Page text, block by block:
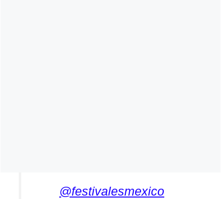
@festivalesmexico